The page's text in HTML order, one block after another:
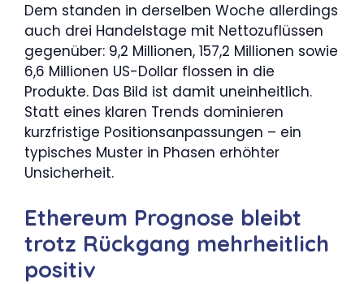
Dem standen in derselben Woche allerdings
auch drei Handelstage mit Nettozuflüssen
gegenüber: 9,2 Millionen, 157,2 Millionen sowie
6,6 Millionen US-Dollar flossen in die
Produkte. Das Bild ist damit uneinheitlich.
Statt eines klaren Trends dominieren
kurzfristige Positionsanpassungen – ein
typisches Muster in Phasen erhöhter
Unsicherheit.
Ethereum Prognose bleibt
trotz Rückgang mehrheitlich
positiv